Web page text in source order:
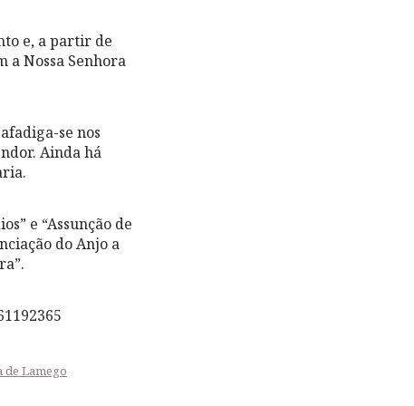
e, a partir de
a Nossa Senhora
se nos
Ainda há
e “Assunção de
do Anjo a
de Lamego